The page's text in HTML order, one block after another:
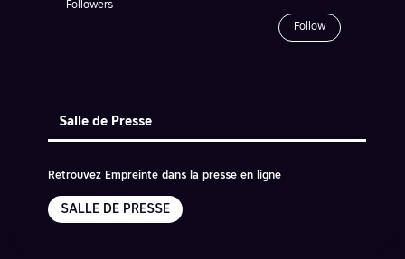
Followers
Follow
Salle de Presse
Retrouvez Empreinte dans la presse en ligne
SALLE DE PRESSE